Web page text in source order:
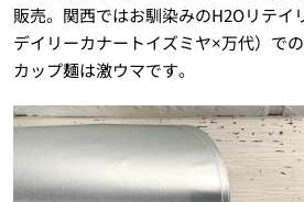
販売。関西ではお馴染みのH2Oリテイ
デイリーカナートイズミヤ×万代）で
カップ麺は激ウマです。